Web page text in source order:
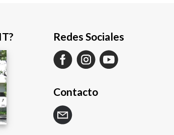
Redes Sociales
Contacto